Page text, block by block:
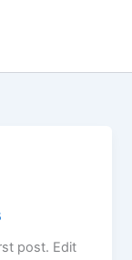
post. Edit